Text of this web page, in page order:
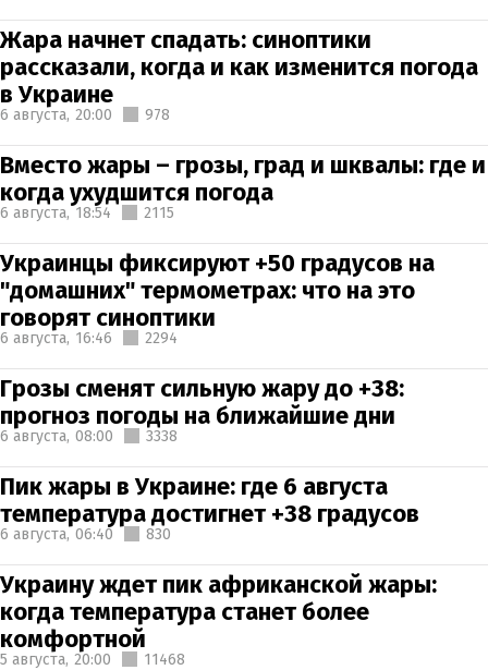
Жара начнет спадать: синоптики
рассказали, когда и как изменится погода
в Украине
6 августа, 20:00 978
Вместо жары – грозы, град и шквалы: где и
когда ухудшится погода
6 августа, 18:54 2115
Украинцы фиксируют +50 градусов на
"домашних" термометрах: что на это
говорят синоптики
6 августа, 16:46 2294
Грозы сменят сильную жару до +38:
прогноз погоды на ближайшие дни
6 августа, 08:00 3338
Пик жары в Украине: где 6 августа
температура достигнет +38 градусов
6 августа, 06:40 830
Украину ждет пик африканской жары:
когда температура станет более
комфортной
5 августа, 20:00 11468